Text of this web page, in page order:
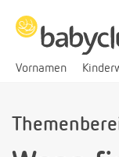
Vornamen